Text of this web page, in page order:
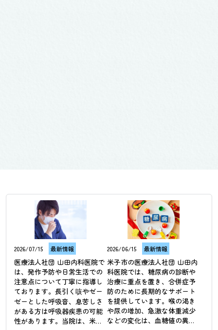
2026/07/15 最新情報
医療法人社団 山田内科医院で
は、発作予防や日常生活での
注意点について丁寧に指導し
ております。長引く咳やゼー
ゼーとした呼吸音、息苦しさ
がある方は呼吸器疾患の可能
性があります。当院は、米子
2026/06/15 最新情報
米子市の医療法人社団 山田内
科医院では、糖尿病の診断や
治療に重点を置き、合併症予
防のために長期的なサポート
を提供しています。喉の渇き
や尿の増加、急激な体重減少
などの変化は、血糖値の異常